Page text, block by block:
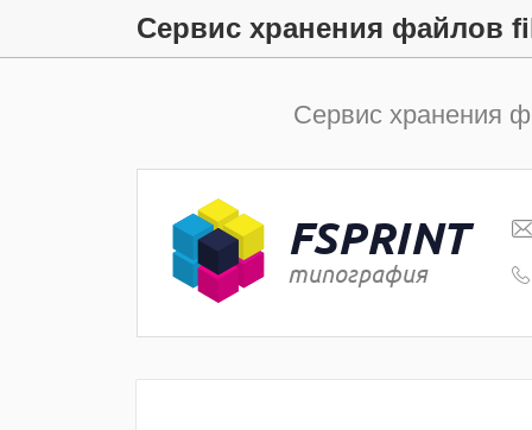
Сервис хранения файлов
Сервис хранения
FSPRINT
типография